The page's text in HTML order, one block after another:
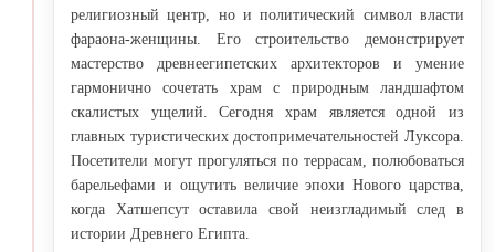
религиозный центр, но и политический символ власти
фараона-женщины. Его строительство демонстрирует
мастерство древнеегипетских архитекторов и умение
гармонично сочетать храм с природным ландшафтом
скалистых ущелий. Сегодня храм является одной из
главных туристических достопримечательностей Луксора.
Посетители могут прогуляться по террасам, полюбоваться
барельефами и ощутить величие эпохи Нового царства,
когда Хатшепсут оставила свой неизгладимый след в
истории Древнего Египта.